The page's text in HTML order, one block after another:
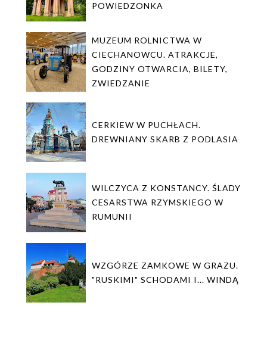
POWIEDZONKA
MUZEUM ROLNICTWA W
CIECHANOWCU. ATRAKCJE,
GODZINY OTWARCIA, BILETY,
ZWIEDZANIE
CERKIEW W PUCHŁACH.
DREWNIANY SKARB Z PODLASIA
WILCZYCA Z KONSTANCY. ŚLADY
CESARSTWA RZYMSKIEGO W
RUMUNII
WZGÓRZE ZAMKOWE W GRAZU.
"RUSKIMI" SCHODAMI I... WINDĄ